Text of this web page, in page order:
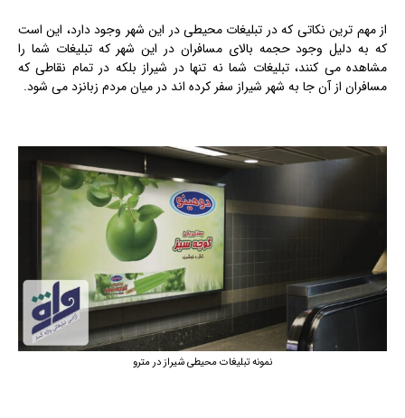
از مهم ترین نکاتی که در تبلیغات محیطی در این شهر وجود دارد، این است
که به دلیل وجود حجمه بالای مسافران در این شهر که تبلیغات شما را
مشاهده می کنند، تبلیغات شما نه تنها در شیراز بلکه در تمام نقاطی که
مسافران از آن جا به شهر شیراز سفر کرده اند در میان مردم زبانزد می شود.
نمونه تبلیغات محیطی شیراز در مترو